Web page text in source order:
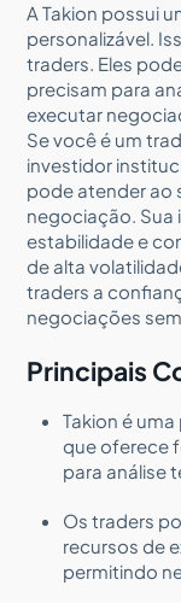
A Takion possui
personalizável.
traders. Eles
precisam para
executar
Se você é um
investidor
pode atender ao
negociação.
estabilidade e
de alta
traders a
negociações
Principais
Takion é
que oferece
para análise
Os traders
recursos de
permitindo